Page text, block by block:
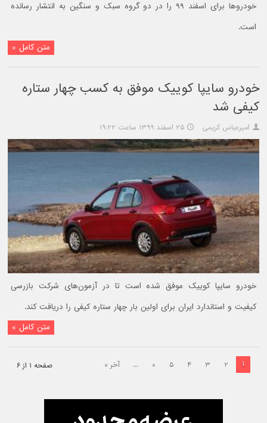
خودروها برای اسفند ۹۹ را در دو گروه سبک و سنگین به انتشار رسانده
است.
متن کامل »
خودرو سایپا کوییک موفق به کسب چهار ستاره
کیفی شد
امیرعباس کریمی ۲۵ اسفند ۱۳۹۹ ساعت ۱۹:۲۲
خودرو سایپا کوییک موفق شده است تا در آزمون‌های شرکت بازرسی
کیفیت و استاندارد ایران برای اولین بار چهار ستاره کیفی را دریافت کند.
متن کامل »
صفحه ۱ از ۶ ۱ ۲ ۳ ۴ ۵ »
... آخر »